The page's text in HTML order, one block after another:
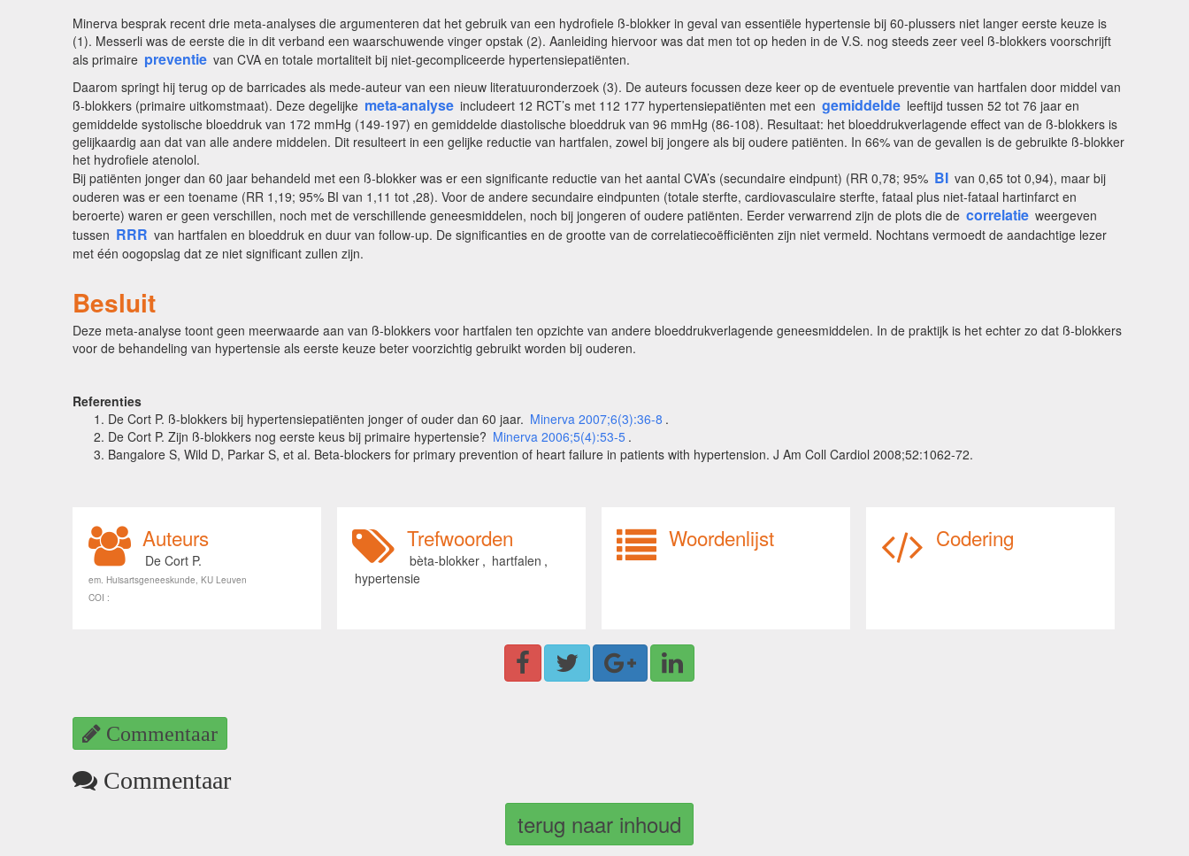
Minerva besprak recent drie meta-analyses die argumenteren dat het gebruik van een hydrofiele ß-blokker in geval van essentiële hypertensie bij 60-plussers niet langer eerste keuze is
(1). Messerli was de eerste die in dit verband een waarschuwende vinger opstak (2). Aanleiding hiervoor was dat men tot op heden in de V.S. nog steeds zeer veel ß-blokkers voorschrijft
als primaire preventie van CVA en totale mortaliteit bij niet-gecompliceerde hypertensiepatiënten.
Daarom springt hij terug op de barricades als mede-auteur van een nieuw literatuuronderzoek (3). De auteurs focussen deze keer op de eventuele preventie van hartfalen door middel van
ß-blokkers (primaire uitkomstmaat). Deze degelijke meta-analyse includeert 12 RCT’s met 112 177 hypertensiepatiënten met een gemiddelde leeftijd tussen 52 tot 76 jaar en
gemiddelde systolische bloeddruk van 172 mmHg (149-197) en gemiddelde diastolische bloeddruk van 96 mmHg (86-108). Resultaat: het bloeddrukverlagende effect van de ß-blokkers is
gelijkaardig aan dat van alle andere middelen. Dit resulteert in een gelijke reductie van hartfalen, zowel bij jongere als bij oudere patiënten. In 66% van de gevallen is de gebruikte ß-blokker
het hydrofiele atenolol.
Bij patiënten jonger dan 60 jaar behandeld met een ß-blokker was er een significante reductie van het aantal CVA’s (secundaire eindpunt) (RR 0,78; 95% BI van 0,65 tot 0,94), maar bij
ouderen was er een toename (RR 1,19; 95% BI van 1,11 tot ,28). Voor de andere secundaire eindpunten (totale sterfte, cardiovasculaire sterfte, fataal plus niet-fataal hartinfarct en
beroerte) waren er geen verschillen, noch met de verschillende geneesmiddelen, noch bij jongeren of oudere patiënten. Eerder verwarrend zijn de plots die de correlatie weergeven
tussen RRR van hartfalen en bloeddruk en duur van follow-up. De significanties en de grootte van de correlatiecoëfficiënten zijn niet vermeld. Nochtans vermoedt de aandachtige lezer
met één oogopslag dat ze niet significant zullen zijn.
Besluit
Deze meta-analyse toont geen meerwaarde aan van ß-blokkers voor hartfalen ten opzichte van andere bloeddrukverlagende geneesmiddelen. In de praktijk is het echter zo dat ß-blokkers
voor de behandeling van hypertensie als eerste keuze beter voorzichtig gebruikt worden bij ouderen.
Referenties
De Cort P. ß-blokkers bij hypertensiepatiënten jonger of ouder dan 60 jaar. Minerva 2007;6(3):36-8 .
De Cort P. Zijn ß-blokkers nog eerste keus bij primaire hypertensie? Minerva 2006;5(4):53-5 .
Bangalore S, Wild D, Parkar S, et al. Beta-blockers for primary prevention of heart failure in patients with hypertension. J Am Coll Cardiol 2008;52:1062-72.
Auteurs
De Cort P.
em. Huisartsgeneeskunde, KU Leuven
COI :
Trefwoorden
bèta-blokker , hartfalen ,
hypertensie
Woordenlijst Codering
Commentaar
Commentaar
terug naar inhoud